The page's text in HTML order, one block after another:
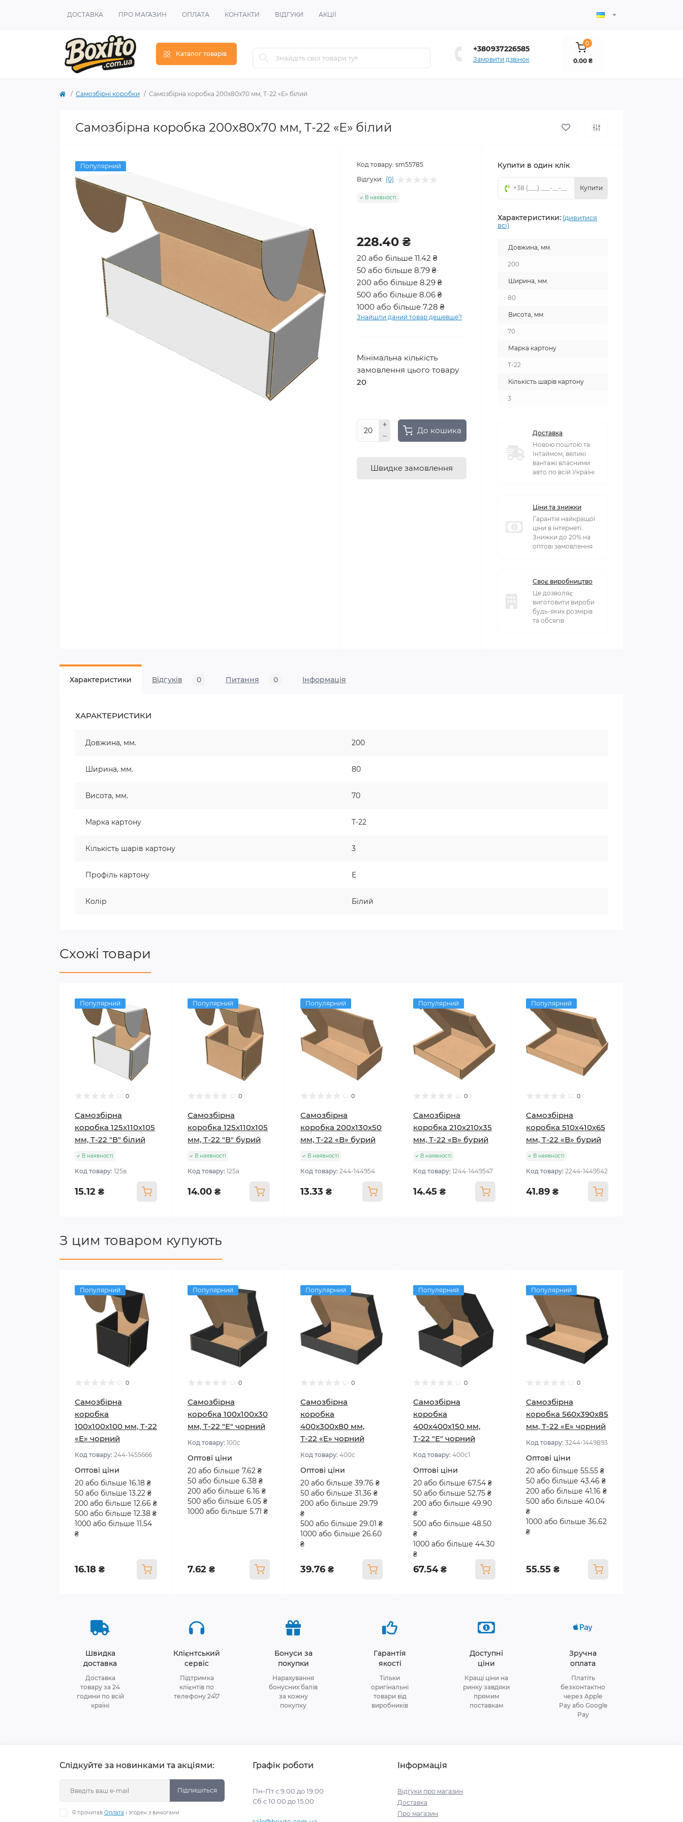
ДОСТАВКА ПРО МАГАЗИН ОПЛАТА КОНТАКТИ ВІДГУКИ АКЦІЇ
Каталог товарів
+380937226585
Замовити дзвінок
0
0.00 ₴
Самозбірні коробки Самозбірна коробка 200х80х70 мм, Т-22 «Е» білий
Самозбірна коробка 200х80х70 мм, Т-22 «Е» білий
Популярний Код товару: sm55785
Відгуки: (0)
В наявності
228.40 ₴
20 або більше 11.42 ₴
50 або більше 8.79 ₴
200 або більше 8.29 ₴
500 або більше 8.06 ₴
1000 або більше 7.28 ₴
Знайшли даний товар дешевше?
Мінімальна кількість
замовлення цього товару
20
До кошика
Швидке замовлення
Купити в один клік
Купити
Характеристики: (дивитися
всі)
Довжина, мм.
200
Ширина, мм.
80
Висота, мм.
70
Марка картону
T-22
Кількість шарів картону
3
Доставка
Новою поштою та
Інтаймом, великі
вантажі власними
авто по всій Україні
Ціни та знижки
Гарантія найкращої
ціни в інтернеті.
Знижки до 20% на
оптові замовлення
Своє виробництво
Це дозволяє
виготовити вироби
будь-яких розмірів
та обсягів
Характеристики Відгуків 0 Питання 0 Iнформація
ХАРАКТЕРИСТИКИ
Довжина, мм. 200
Ширина, мм. 80
Висота, мм. 70
Марка картону T-22
Кількість шарів картону 3
Профіль картону Е
Колір Білий
Схожі товари
Популярний
0
Самозбірна
коробка 125х110х105
мм, Т-22 "В" білий
В наявності
Код товару: 125в
15.12 ₴
Популярний
0
Самозбірна
коробка 125х110х105
мм, Т-22 "В" бурий
В наявності
Код товару: 125а
14.00 ₴
Популярний
0
Самозбірна
коробка 200х130х50
мм, Т-22 «В» бурий
В наявності
Код товару: 244-144954
13.33 ₴
Популярний
0
Самозбірна
коробка 210х210х35
мм, Т-22 «В» бурий
В наявності
Код товару: 1244-1449547
14.45 ₴
Популярний
0
Самозбірна
коробка 510х410х65
мм, Т-22 «В» бурий
В наявності
Код товару: 2244-1449542
41.89 ₴
З цим товаром купують
Популярний
0
Самозбірна
коробка
100x100x100 мм, Т-22
«Е» чорний
Код товару: 244-1455666
Оптові ціни
20 або більше 16.18 ₴
50 або більше 13.22 ₴
200 або більше 12.66 ₴
500 або більше 12.38 ₴
1000 або більше 11.54
₴
16.18 ₴
Популярний
0
Самозбірна
коробка 100х100х30
мм, Т-22 "Е" чорний
Код товару: 100с
Оптові ціни
20 або більше 7.62 ₴
50 або більше 6.38 ₴
200 або більше 6.16 ₴
500 або більше 6.05 ₴
1000 або більше 5.71 ₴
7.62 ₴
Популярний
0
Самозбірна
коробка
400х300х80 мм,
Т-22 «Е» чорний
Код товару: 400с
Оптові ціни
20 або більше 39.76 ₴
50 або більше 31.36 ₴
200 або більше 29.79
₴
500 або більше 29.01 ₴
1000 або більше 26.60
₴
39.76 ₴
Популярний
0
Самозбірна
коробка
400х400х150 мм,
Т-22 "Е" чорний
Код товару: 400с1
Оптові ціни
20 або більше 67.54 ₴
50 або більше 52.75 ₴
200 або більше 49.90
₴
500 або більше 48.50
₴
1000 або більше 44.30
₴
67.54 ₴
Популярний
0
Самозбірна
коробка 560х390х85
мм, Т-22 «Е» чорний
Код товару: 3244-1449893
Оптові ціни
20 або більше 55.55 ₴
50 або більше 43.46 ₴
200 або більше 41.16 ₴
500 або більше 40.04
₴
1000 або більше 36.62
₴
55.55 ₴
Швидка
доставка
Доставка
товару за 24
години по всій
країні
Клієнтський
сервіс
Підтримка
клієнтів по
телефону 24\7
Бонуси за
покупки
Нарахування
бонусних балів
за кожну
покупку
Гарантія
якості
Тільки
оригінальні
товари від
виробників
Доступні
ціни
Кращі ціни на
ринку завдяки
прямим
поставкам
Зручна
оплата
Платіть
безконтактно
через Apple
Pay або Google
Pay
Слідкуйте за новинками та акціями:
Підпишіться
Я прочитав Оплата і згоден з вимогами
Графік роботи
Пн-Пт с 9.00 до 19.00
Сб с 10.00 до 15.00
Інформація
Відгуки про магазин
Доставка
Про магазин